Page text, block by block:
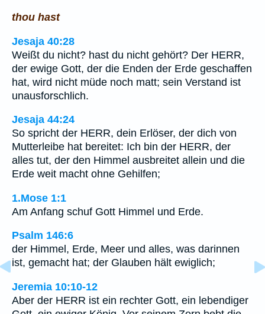
thou hast
Jesaja 40:28
Weißt du nicht? hast du nicht gehört? Der HERR,
der ewige Gott, der die Enden der Erde geschaffen
hat, wird nicht müde noch matt; sein Verstand ist
unausforschlich.
Jesaja 44:24
So spricht der HERR, dein Erlöser, der dich von
Mutterleibe hat bereitet: Ich bin der HERR, der
alles tut, der den Himmel ausbreitet allein und die
Erde weit macht ohne Gehilfen;
1.Mose 1:1
Am Anfang schuf Gott Himmel und Erde.
Psalm 146:6
der Himmel, Erde, Meer und alles, was darinnen
ist, gemacht hat; der Glauben hält ewiglich;
Jeremia 10:10-12
Aber der HERR ist ein rechter Gott, ein lebendiger